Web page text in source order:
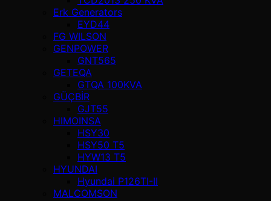
Erk Generators
EYD44
FG WILSON
GENPOWER
GNT565
GETEQA
GTQA 100KVA
GÜÇBİR
GJT55
HIMOINSA
HSY30
HSY50 T5
HYW13 T5
HYUNDAI
Hyundai P126TI-II
MALCOMSON